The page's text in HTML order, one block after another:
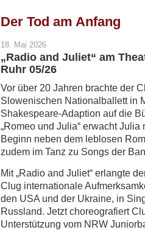
Der Tod am Anfang
18. Mai 2026
„Radio and Juliet“ am
Ruhr 05/26
Vor über 20 Jahren brachte der
Slowenischen Nationalballett in
Shakespeare-Adaption auf die
„Romeo und Julia“ erwacht
Beginn neben dem leblosen
zudem im Tanz zu Songs der
Mit „Radio and Juliet“ erlangte
Clug internationale
den USA und der Ukraine, in
Russland. Jetzt choreografiert
Unterstützung vom NRW